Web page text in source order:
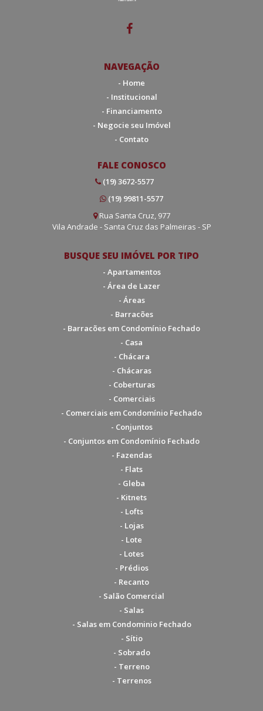
NAVEGAÇÃO
- Home
- Institucional
- Financiamento
- Negocie seu Imóvel
- Contato
FALE CONOSCO
(19) 3672-5577
(19) 99811-5577
Rua Santa Cruz, 977
Vila Andrade - Santa Cruz das Palmeiras - SP
BUSQUE SEU IMÓVEL POR TIPO
- Apartamentos
- Área de Lazer
- Áreas
- Barracões
- Barracões em Condomínio Fechado
- Casa
- Chácara
- Chácaras
- Coberturas
- Comerciais
- Comerciais em Condomínio Fechado
- Conjuntos
- Conjuntos em Condomínio Fechado
- Fazendas
- Flats
- Gleba
- Kitnets
- Lofts
- Lojas
- Lote
- Lotes
- Prédios
- Recanto
- Salão Comercial
- Salas
- Salas em Condominio Fechado
- Sítio
- Sobrado
- Terreno
- Terrenos